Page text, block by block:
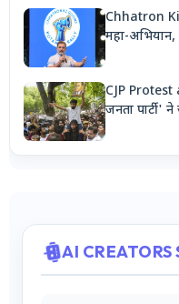
Chhatron Ki
महा-अभियान,
CJP
जनता पार्टी'
AI CREATORS